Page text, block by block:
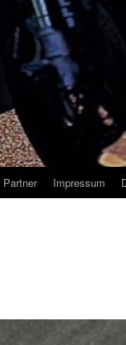
Impressum